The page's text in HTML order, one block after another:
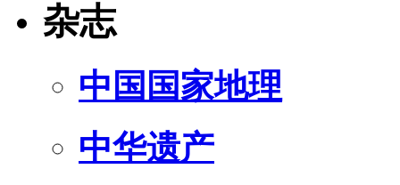
杂志
中国国家地理
中华遗产